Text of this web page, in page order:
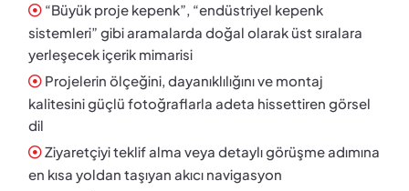
“Büyük proje kepenk”, “endüstriyel kepenk
sistemleri” gibi aramalarda doğal olarak üst sıralara
yerleşecek içerik mimarisi
Projelerin ölçeğini, dayanıklılığını ve montaj
kalitesini güçlü fotoğraflarla adeta hissettiren görsel
dil
Ziyaretçiyi teklif alma veya detaylı görüşme adımına
en kısa yoldan taşıyan akıcı navigasyon